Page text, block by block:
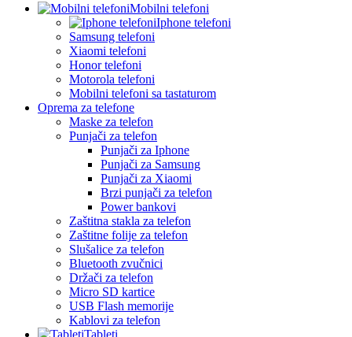
Mobilni telefoni
Iphone telefoni
Samsung telefoni
Xiaomi telefoni
Honor telefoni
Motorola telefoni
Mobilni telefoni sa tastaturom
Oprema za telefone
Maske za telefon
Punjači za telefon
Punjači za Iphone
Punjači za Samsung
Punjači za Xiaomi
Brzi punjači za telefon
Power bankovi
Zaštitna stakla za telefon
Zaštitne folije za telefon
Slušalice za telefon
Bluetooth zvučnici
Držači za telefon
Micro SD kartice
USB Flash memorije
Kablovi za telefon
Tableti